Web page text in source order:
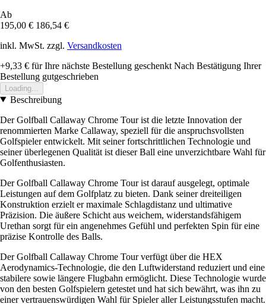
Ab
195,00 € 186,54 €
inkl. MwSt. zzgl. Versandkosten
+9,33 € für Ihre nächste Bestellung geschenkt Nach Bestätigung Ihrer
Bestellung gutgeschrieben
Loading...
Beschreibung
Der Golfball Callaway Chrome Tour ist die letzte Innovation der
renommierten Marke Callaway, speziell für die anspruchsvollsten
Golfspieler entwickelt. Mit seiner fortschrittlichen Technologie und
seiner überlegenen Qualität ist dieser Ball eine unverzichtbare Wahl für
Golfenthusiasten.
Der Golfball Callaway Chrome Tour ist darauf ausgelegt, optimale
Leistungen auf dem Golfplatz zu bieten. Dank seiner dreiteiligen
Konstruktion erzielt er maximale Schlagdistanz und ultimative
Präzision. Die äußere Schicht aus weichem, widerstandsfähigem
Urethan sorgt für ein angenehmes Gefühl und perfekten Spin für eine
präzise Kontrolle des Balls.
Der Golfball Callaway Chrome Tour verfügt über die HEX
Aerodynamics-Technologie, die den Luftwiderstand reduziert und eine
stabilere sowie längere Flugbahn ermöglicht. Diese Technologie wurde
von den besten Golfspielern getestet und hat sich bewährt, was ihn zu
einer vertrauenswürdigen Wahl für Spieler aller Leistungsstufen macht.